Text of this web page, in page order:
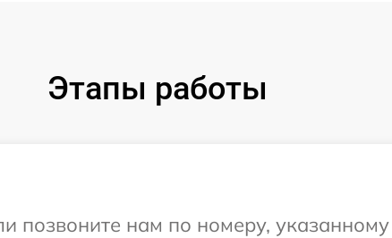
Этапы работы
позвоните нам по номеру, указанному